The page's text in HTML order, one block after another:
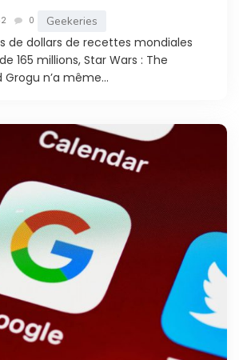
0 Geekeries
de dollars de recettes mondiales
165 millions, Star Wars : The
n’a même...